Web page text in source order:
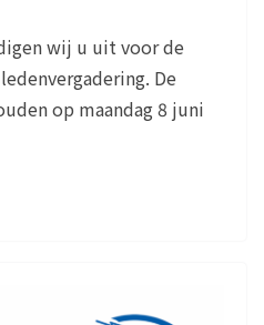
wij u uit voor de
De
op maandag 8 juni